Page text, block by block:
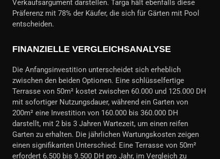
Verkaufsargument darstellen. Targa hält ebenfalls diese
Präferenz mit 78% der Käufer, die sich für Gärten mit Pool
entscheiden.
FINANZIELLE VERGLEICHSANALYSE
Die Anfangsinvestition unterscheidet sich erheblich
zwischen den beiden Optionen. Eine schlüsselfertige
Terrasse von 50m² kostet zwischen 60.000 und 125.000 DH
mit sofortiger Nutzungsdauer, während ein Garten von
200m² eine Investition von 160.000 bis 360.000 DH
darstellt, mit 2 bis 3 Jahren Wartezeit, um einen reifen
Garten zu erhalten. Die jährlichen Wartungskosten zeigen
einen signifikanten Unterschied: Eine Terrasse von 50m²
erfordert 6.500 bis 9.500 DH pro Jahr, im Vergleich zu